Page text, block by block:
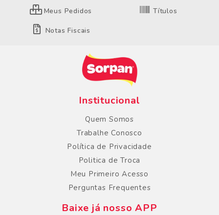
Meus Pedidos Títulos
Notas Fiscais
Institucional
Quem Somos
Trabalhe Conosco
Política de Privacidade
Politica de Troca
Meu Primeiro Acesso
Perguntas Frequentes
Baixe já nosso APP